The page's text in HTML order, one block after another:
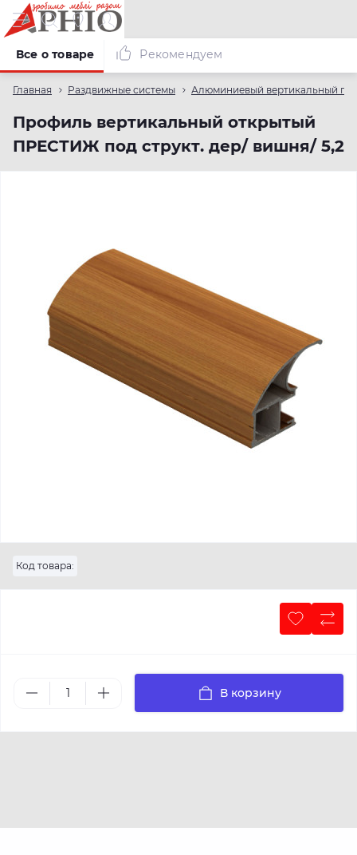
Главная Раздвижные системы Алюминиевый вертикальный
Профиль вертикальный открытый
ПРЕСТИЖ под структ. дер/ вишня/ 5,2
Все о товаре Рекомендуем
Код товара:
В корзину